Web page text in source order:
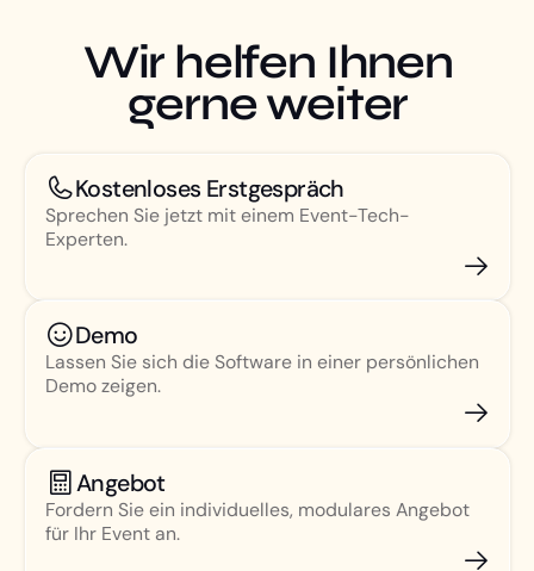
Wir helfen Ihnen
gerne weiter
Kostenloses Erstgespräch
Sprechen Sie jetzt mit einem Event-Tech-
Experten.
Demo
Lassen Sie sich die Software in einer persönlichen
Demo zeigen.
Angebot
Fordern Sie ein individuelles, modulares Angebot
für Ihr Event an.